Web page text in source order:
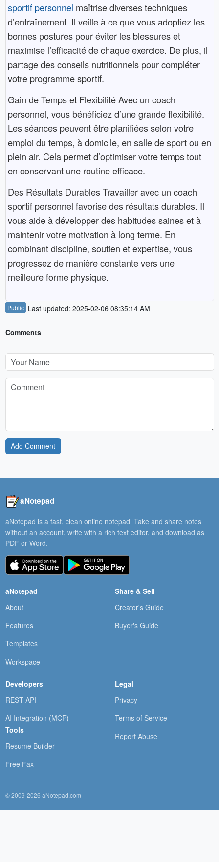
sportif personnel maîtrise diverses techniques
d’entraînement. Il veille à ce que vous adoptiez les
bonnes postures pour éviter les blessures et
maximise l’efficacité de chaque exercice. De plus, il
partage des conseils nutritionnels pour compléter
votre programme sportif.
Gain de Temps et Flexibilité Avec un coach
personnel, vous bénéficiez d’une grande flexibilité.
Les séances peuvent être planifiées selon votre
emploi du temps, à domicile, en salle de sport ou en
plein air. Cela permet d’optimiser votre temps tout
en conservant une routine efficace.
Des Résultats Durables Travailler avec un coach
sportif personnel favorise des résultats durables. Il
vous aide à développer des habitudes saines et à
maintenir votre motivation à long terme. En
combinant discipline, soutien et expertise, vous
progressez de manière constante vers une
meilleure forme physique.
Public Last updated: 2025-02-06 08:35:14 AM
Comments
Add Comment
aNotepad
aNotepad is a fast, clean online notepad. Take and share notes
without an account, write with a rich text editor, and download as
PDF or Word.
aNotepad
About
Features
Templates
Workspace
Share & Sell
Creator's Guide
Buyer's Guide
Developers
REST API
AI Integration (MCP)
Tools
Resume Builder
Free Fax
Legal
Privacy
Terms of Service
Report Abuse
© 2009-2026 aNotepad.com